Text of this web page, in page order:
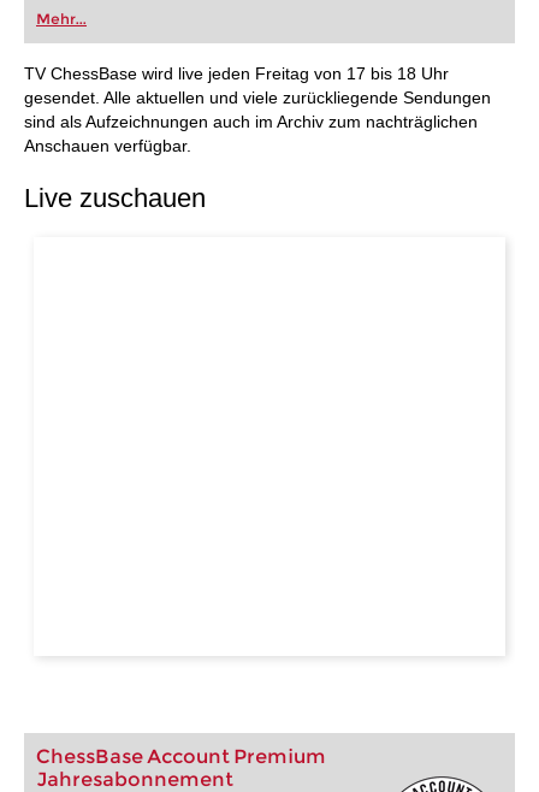
oder bereits auf Turnierniveau spielen: Mit
FRITZ trainieren Sie effizienter, intelligenter und
individueller als je zuvor.
Mehr...
TV ChessBase wird live jeden Freitag von 17 bis 18 Uhr
gesendet. Alle aktuellen und viele zurückliegende Sendungen
sind als Aufzeichnungen auch im Archiv zum nachträglichen
Anschauen verfügbar.
Live zuschauen
ChessBase Account Premium
Jahresabonnement